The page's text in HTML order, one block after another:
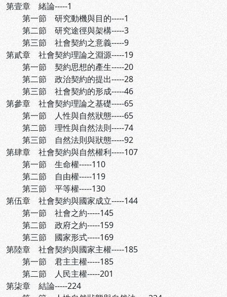
第壹章 緒論-----1
第一節 研究動機與目的-----1
第二節 研究途徑與架構-----3
第三節 社會契約之意義-----9
第貳章 社會契約理論之淵源-----19
第一節 契約思想的產生-----20
第二節 政治契約的提出-----28
第三節 社會契約的形成-----46
第參章 社會契約理論之基礎-----65
第一節 人性與自然狀態-----65
第二節 理性與自然法則-----74
第三節 自然法則與狀態-----92
第肆章 社會契約與自然權利-----107
第一節 生命權-----110
第二節 自由權-----119
第三節 平等權-----130
第伍章 社會契約與國家成立-----144
第一節 社會之約-----145
第二節 政府之約-----159
第三節 國家形式-----169
第陸章 社會契約與國家主權-----185
第一節 君主主權-----185
第二節 人民主權-----201
第柒章 結論-----224